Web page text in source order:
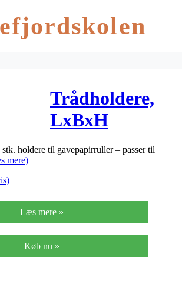
Trådholdere,
LxBxH
400x290x45
holdere til gavepapirruller – passer til
mere)
Læs mere »
Køb nu »